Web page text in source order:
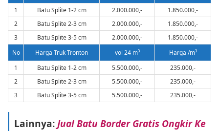
1
Batu Splite 1-2 cm 2.000.000,-
1.850.000,-
2
Batu Splite 2-3 cm 2.000.000,-
1.850.000,-
3
Batu Splite 3-5 cm 2.000.000,-
1.850.000,-
No
Harga Truk Tronton vol 24 m³
Harga /m³
1
Batu Splite 1-2 cm 5.500.000,-
235.000,-
2
Batu Splite 2-3 cm 5.500.000,-
235.000,-
3
Batu Splite 3-5 cm 5.500.000,- 235.000,-
Lainnya:Jual Batu Border Gratis Ongkir Ke